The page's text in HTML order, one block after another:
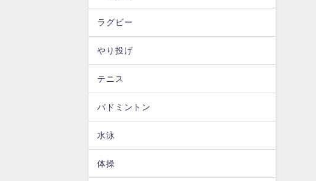
ラグビー
やり投げ
テニス
バドミントン
水泳
体操